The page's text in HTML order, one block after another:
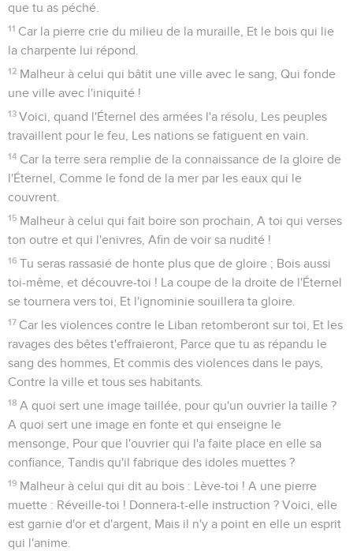
que tu as péché.
11 Car la pierre crie du milieu de la muraille, Et le bois qui lie
la charpente lui répond.
12 Malheur à celui qui bâtit une ville avec le sang, Qui fonde
une ville avec l'iniquité !
13 Voici, quand l'Éternel des armées l'a résolu, Les peuples
travaillent pour le feu, Les nations se fatiguent en vain.
14 Car la terre sera remplie de la connaissance de la gloire de
l'Éternel, Comme le fond de la mer par les eaux qui le
couvrent.
15 Malheur à celui qui fait boire son prochain, A toi qui verses
ton outre et qui l'enivres, Afin de voir sa nudité !
16 Tu seras rassasié de honte plus que de gloire ; Bois aussi
toi-même, et découvre-toi ! La coupe de la droite de l'Éternel
se tournera vers toi, Et l'ignominie souillera ta gloire.
17 Car les violences contre le Liban retomberont sur toi, Et les
ravages des bêtes t'effraieront, Parce que tu as répandu le
sang des hommes, Et commis des violences dans le pays,
Contre la ville et tous ses habitants.
18 A quoi sert une image taillée, pour qu'un ouvrier la taille ?
A quoi sert une image en fonte et qui enseigne le
mensonge, Pour que l'ouvrier qui l'a faite place en elle sa
confiance, Tandis qu'il fabrique des idoles muettes ?
19 Malheur à celui qui dit au bois : Lève-toi ! A une pierre
muette : Réveille-toi ! Donnera-t-elle instruction ? Voici, elle
est garnie d'or et d'argent, Mais il n'y a point en elle un esprit
qui l'anime.